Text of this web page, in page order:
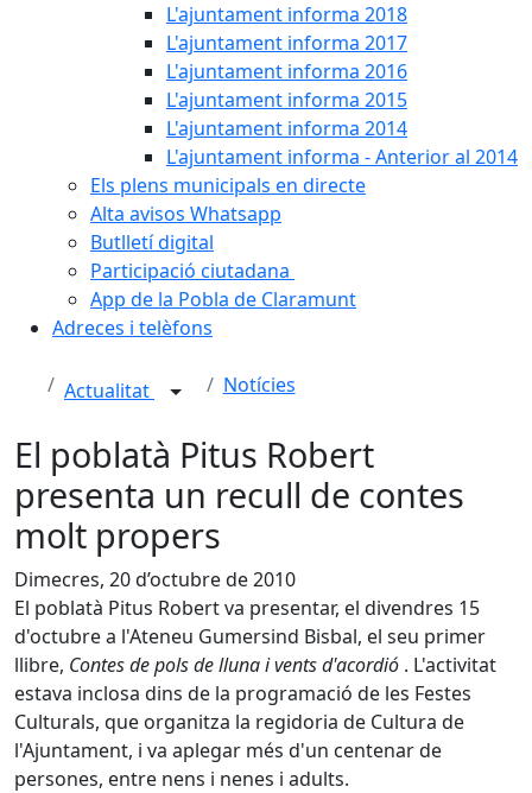
L'ajuntament informa 2018
L'ajuntament informa 2017
L'ajuntament informa 2016
L'ajuntament informa 2015
L'ajuntament informa 2014
L'ajuntament informa - Anterior al 2014
Els plens municipals en directe
Alta avisos Whatsapp
Butlletí digital
Participació ciutadana
App de la Pobla de Claramunt
Adreces i telèfons
Actualitat Notícies
El poblatà Pitus Robert
presenta un recull de contes
molt propers
Dimecres, 20 d’octubre de 2010
El poblatà Pitus Robert va presentar, el divendres 15
d'octubre a l'Ateneu Gumersind Bisbal, el seu primer
llibre, Contes de pols de lluna i vents d'acordió . L'activitat
estava inclosa dins de la programació de les Festes
Culturals, que organitza la regidoria de Cultura de
l'Ajuntament, i va aplegar més d'un centenar de
persones, entre nens i nenes i adults.